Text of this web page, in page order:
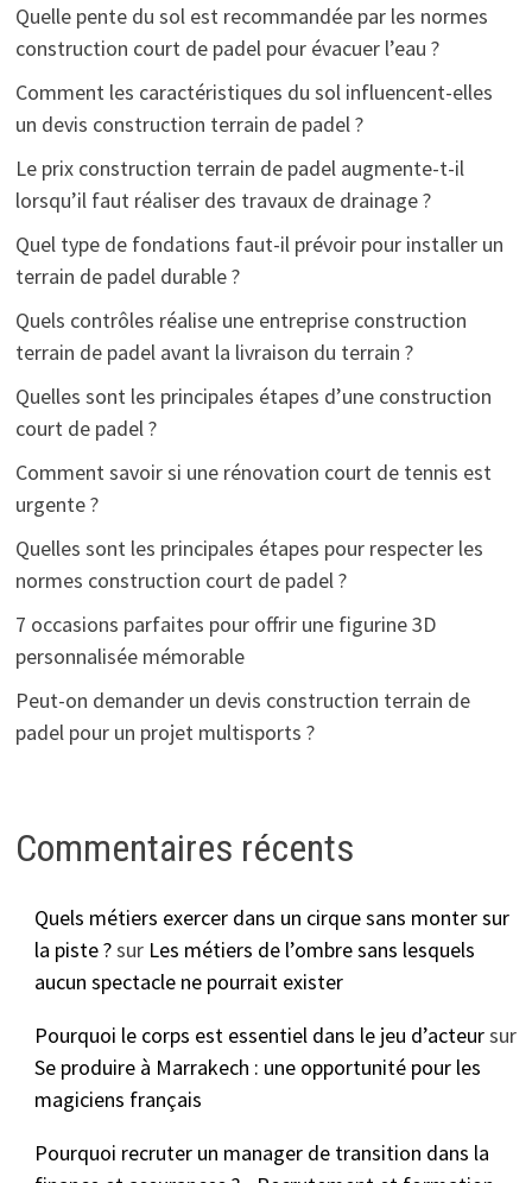
Quelle pente du sol est recommandée par les normes
construction court de padel pour évacuer l’eau ?
Comment les caractéristiques du sol influencent-elles
un devis construction terrain de padel ?
Le prix construction terrain de padel augmente-t-il
lorsqu’il faut réaliser des travaux de drainage ?
Quel type de fondations faut-il prévoir pour installer un
terrain de padel durable ?
Quels contrôles réalise une entreprise construction
terrain de padel avant la livraison du terrain ?
Quelles sont les principales étapes d’une construction
court de padel ?
Comment savoir si une rénovation court de tennis est
urgente ?
Quelles sont les principales étapes pour respecter les
normes construction court de padel ?
7 occasions parfaites pour offrir une figurine 3D
personnalisée mémorable
Peut-on demander un devis construction terrain de
padel pour un projet multisports ?
Commentaires récents
Quels métiers exercer dans un cirque sans monter sur
la piste ?sur Les métiers de l’ombre sans lesquels
aucun spectacle ne pourrait exister
Pourquoi le corps est essentiel dans le jeu d’acteursur
Se produire à Marrakech : une opportunité pour les
magiciens français
Pourquoi recruter un manager de transition dans la